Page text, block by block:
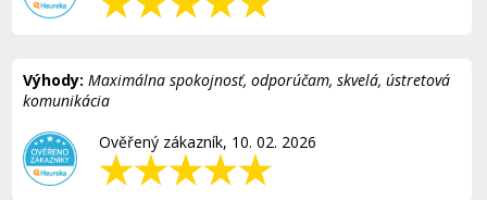
Výhody: Maximálna spokojnosť, odporúčam, skvelá, ústretová
komunikácia
Ověřený zákazník, 10. 02. 2026